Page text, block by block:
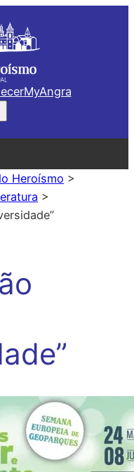
MyAngra
Heroísmo >
>